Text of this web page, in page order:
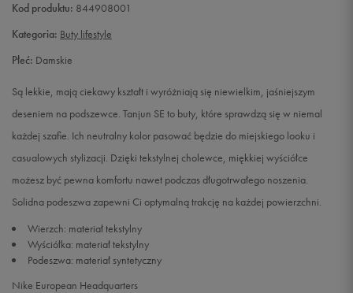
38 24 cm
39 25 cm Powiadom o dostępności
40 25,5 cm Powiadom o dostępności
41 26,5 cm
Kod produktu: 844908001
Kategoria: Buty lifestyle
Płeć: Damskie
Są lekkie, mają ciekawy kształt i wyróżniają się niewielkim, jaśniejszym
deseniem na podszewce. Tanjun SE to buty, które sprawdzą się w niemal
każdej szafie. Ich neutralny kolor pasować będzie do miejskiego looku i
casualowych stylizacji. Dzięki tekstylnej cholewce, miękkiej wyściółce
możesz być pewna komfortu nawet podczas długotrwałego noszenia.
Solidna podeszwa zapewni Ci optymalną trakcję na każdej powierzchni.
Wierzch: materiał tekstylny
Wyściółka: materiał tekstylny
Podeszwa: materiał syntetyczny
Nike European Headquarters